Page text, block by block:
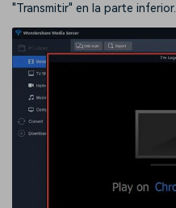
"Transmitir" en la parte inferior.